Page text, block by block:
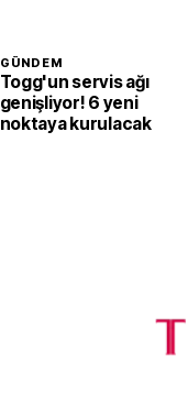
GÜNDEM
Togg'un servis ağı
genişliyor! 6 yeni
noktaya kurulacak